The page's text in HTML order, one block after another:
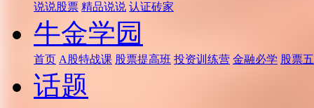
说说股票 精品说说 认证砖家
牛金学园
首页 A股特战课 股票提高班 投资训练营 金融必学 股票
话题